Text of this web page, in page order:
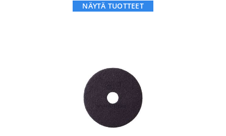
NÄYTÄ TUOTTEET